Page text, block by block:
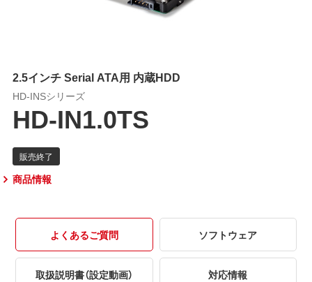
2.5インチ Serial ATA用 内蔵HDD
HD-INSシリーズ
HD-IN1.0TS
商品情報
よくあるご質問 ソフトウェア
取扱説明書（設定動画） 対応情報